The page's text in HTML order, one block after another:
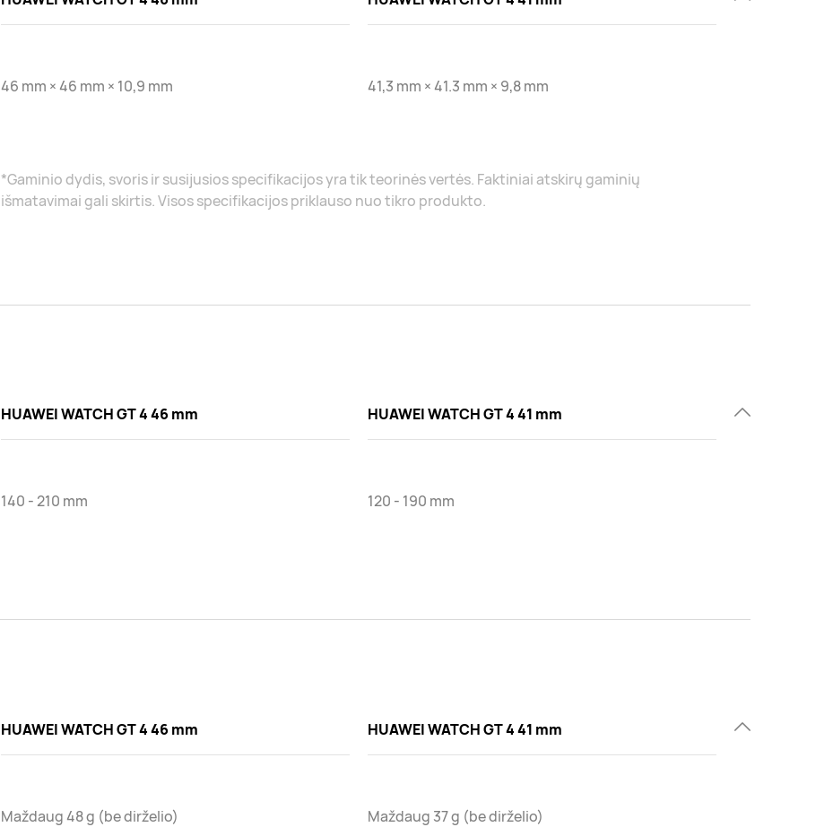
46 mm × 46 mm × 10,9 mm 41,3 mm × 41.3 mm × 9,8 mm
*Gaminio dydis, svoris ir susijusios specifikacijos yra tik teorinės vertės. Faktiniai atskirų gaminių
išmatavimai gali skirtis. Visos specifikacijos priklauso nuo tikro produkto.
HUAWEI WATCH GT 4 46 mm
140 - 210 mm
HUAWEI WATCH GT 4 41 mm
120 - 190 mm
HUAWEI WATCH GT 4 46 mm
Maždaug 48 g (be dirželio)
HUAWEI WATCH GT 4 41 mm
Maždaug 37 g (be dirželio)